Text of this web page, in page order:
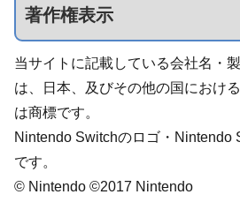
著作権表示
当サイトに記載している会社名・
は、日本、及びその他の国におけ
は商標です。
Nintendo Switchのロゴ・Nintendo
です。
© Nintendo ©2017 Nintendo